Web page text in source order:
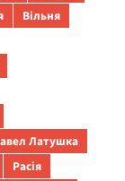
Вільня
Латушка
Расія